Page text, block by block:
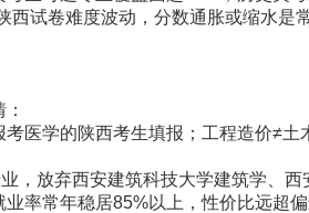
西试卷难度波动，分数通胀或缩水是
医学的陕西考生填报；工程造价≠土
放弃西安建筑科技大学建筑学、西
率常年稳居85%以上，性价比远超偏